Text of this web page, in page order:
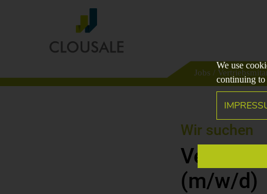
We use
continuing to
Jobs /
Wir suchen
(m/w/d)